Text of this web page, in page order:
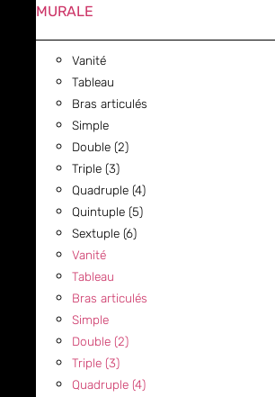
MURALE
Vanité
Tableau
Bras articulés
Simple
Double (2)
Triple (3)
Quadruple (4)
Quintuple (5)
Sextuple (6)
Vanité
Tableau
Bras articulés
Simple
Double (2)
Triple (3)
Quadruple (4)